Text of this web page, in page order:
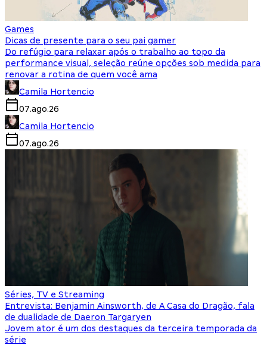
Games
Dicas de presente para o seu pai gamer
Do refúgio para relaxar após o trabalho ao topo da
performance visual, seleção reúne opções sob medida para
renovar a rotina de quem você ama
Camila Hortencio
07.ago.26
Camila Hortencio
07.ago.26
Séries, TV e Streaming
Entrevista: Benjamin Ainsworth, de A Casa do Dragão, fala
de dualidade de Daeron Targaryen
Jovem ator é um dos destaques da terceira temporada da
série